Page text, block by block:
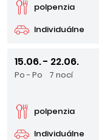
Individuálne
polpenzia
15.06. - 22.06.
Po - Po 7 nocí
Individuálne
polpenzia